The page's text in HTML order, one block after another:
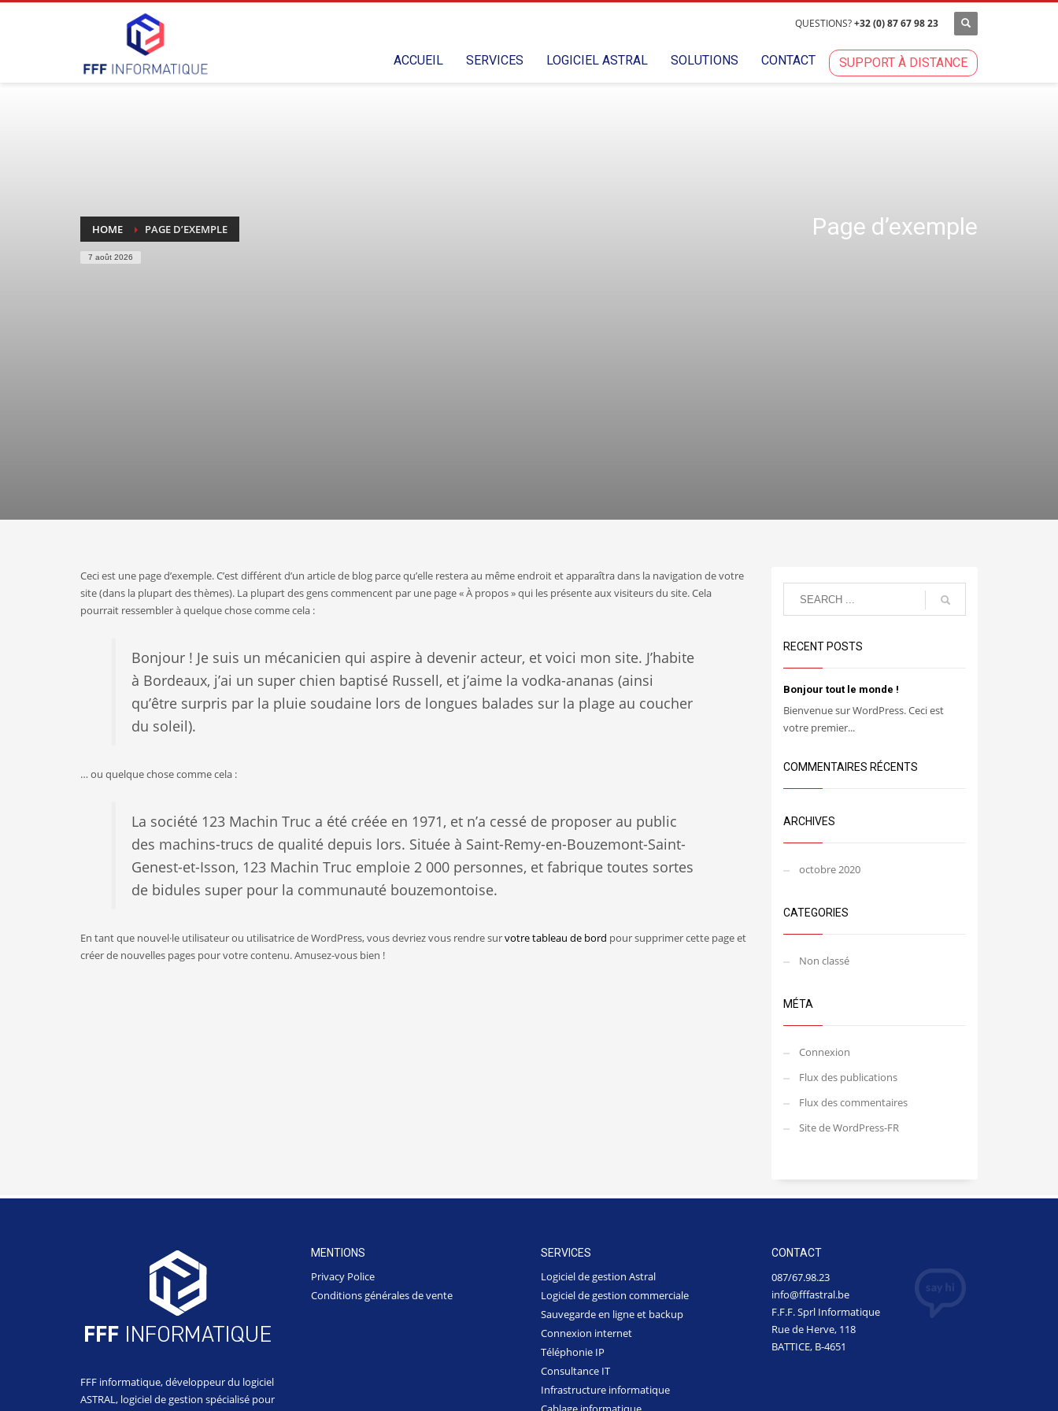
QUESTIONS?+32 (0) 87 67 98 23
ACCUEIL SERVICES LOGICIEL ASTRAL SOLUTIONS CONTACT SUPPORT À DISTANCE
HOME PAGE D’EXEMPLE
7 août 2026
Page d’exemple
Ceci est une page d’exemple. C’est différent d’un article de blog parce qu’elle restera au même endroit et apparaîtra dans la navigation de votre
site (dans la plupart des thèmes). La plupart des gens commencent par une page « À propos » qui les présente aux visiteurs du site. Cela
pourrait ressembler à quelque chose comme cela :
Bonjour ! Je suis un mécanicien qui aspire à devenir acteur, et voici mon site. J’habite
à Bordeaux, j’ai un super chien baptisé Russell, et j’aime la vodka-ananas (ainsi
qu’être surpris par la pluie soudaine lors de longues balades sur la plage au coucher
du soleil).
… ou quelque chose comme cela :
La société 123 Machin Truc a été créée en 1971, et n’a cessé de proposer au public
des machins-trucs de qualité depuis lors. Située à Saint-Remy-en-Bouzemont-Saint-
Genest-et-Isson, 123 Machin Truc emploie 2 000 personnes, et fabrique toutes sortes
de bidules super pour la communauté bouzemontoise.
En tant que nouvel·le utilisateur ou utilisatrice de WordPress, vous devriez vous rendre survotre tableau de bord pour supprimer cette page et
créer de nouvelles pages pour votre contenu. Amusez-vous bien !
RECENT POSTS
Bonjour tout le monde !
Bienvenue sur WordPress. Ceci est
votre premier...
COMMENTAIRES RÉCENTS
ARCHIVES
octobre 2020
CATEGORIES
Non classé
MÉTA
Connexion
Flux des publications
Flux des commentaires
Site de WordPress-FR
FFF informatique, développeur du logiciel
ASTRAL, logiciel de gestion spécialisé pour
MENTIONS
Privacy Police
Conditions générales de vente
SERVICES
Logiciel de gestion Astral
Logiciel de gestion commerciale
Sauvegarde en ligne et backup
Connexion internet
Téléphonie IP
Consultance IT
Infrastructure informatique
CONTACT
087/67.98.23
info@fffastral.be
F.F.F. Sprl Informatique
Rue de Herve, 118
BATTICE, B-4651